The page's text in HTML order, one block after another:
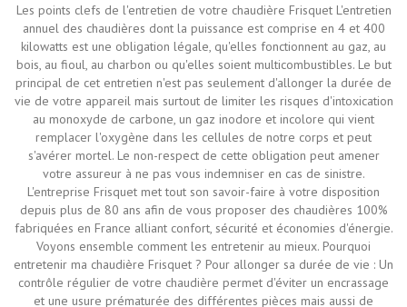
Les points clefs de l'entretien de votre chaudière Frisquet L'entretien
annuel des chaudières dont la puissance est comprise en 4 et 400
kilowatts est une obligation légale, qu'elles fonctionnent au gaz, au
bois, au fioul, au charbon ou qu'elles soient multicombustibles. Le but
principal de cet entretien n'est pas seulement d'allonger la durée de
vie de votre appareil mais surtout de limiter les risques d'intoxication
au monoxyde de carbone, un gaz inodore et incolore qui vient
remplacer l'oxygène dans les cellules de notre corps et peut
s'avérer mortel. Le non-respect de cette obligation peut amener
votre assureur à ne pas vous indemniser en cas de sinistre.
L'entreprise Frisquet met tout son savoir-faire à votre disposition
depuis plus de 80 ans afin de vous proposer des chaudières 100%
fabriquées en France alliant confort, sécurité et économies d'énergie.
Voyons ensemble comment les entretenir au mieux. Pourquoi
entretenir ma chaudière Frisquet ? Pour allonger sa durée de vie : Un
contrôle régulier de votre chaudière permet d'éviter un encrassage
et une usure prématurée des différentes pièces mais aussi de